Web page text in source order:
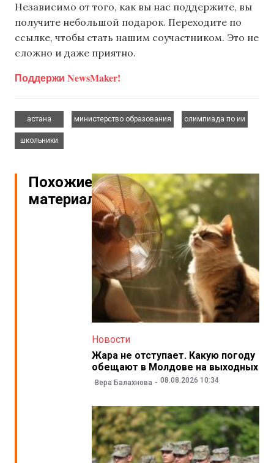
Независимо от того, как вы нас поддержите, вы
получите небольшой подарок. Переходите по
ссылке, чтобы стать нашим соучастником. Это не
сложно и даже приятно.
Поддержи NewsMaker!
астана
министерство образования
олимпиада по ии
школьники
Похожие
материалы
Новости
Жара не отступает. Какую погоду
обещают в Молдове на выходных
Вера Балахнова 08.08.2026 10:34